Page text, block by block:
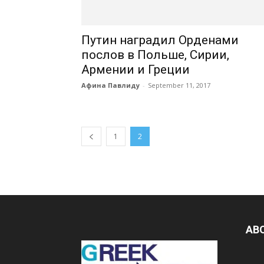
Путин наградил Орденами
послов в Польше, Сирии,
Армении и Греции
Афина Павлиду - September 11, 2017
1 2